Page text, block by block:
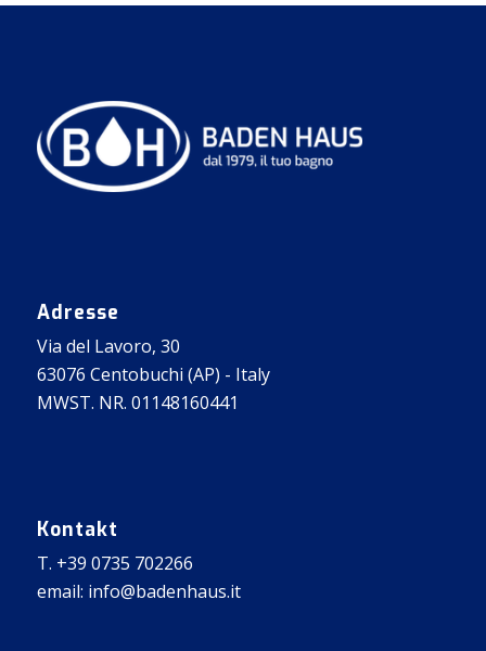
Adresse
Via del Lavoro, 30
63076 Centobuchi (AP) - Italy
MWST. NR. 01148160441
Kontakt
T. +39 0735 702266
email: info@badenhaus.it